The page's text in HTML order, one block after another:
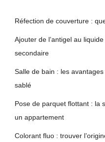
Réfection de couverture :
Ajouter de l’antigel au
secondaire
Salle de bain : les
sablé
Pose de parquet flottant : la
un appartement
Colorant fluo : trouver